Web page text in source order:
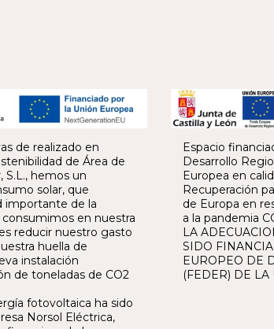
de realizado en
de Área de
S.L., hemos un
solar, que
importante de la
en nuestra
reducir nuestro gasto
huella de
instalación
de toneladas de CO2
fotovoltaica ha sido
Norsol Eléctrica,
Espacio
Desarrollo
Europea en
Recuperación
de Europa en
a la pandemia
LA
SIDO
EUROPEO DE
(FEDER) DE